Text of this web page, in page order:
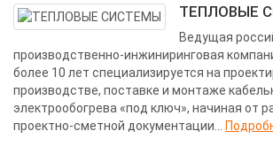
ТЕПЛОВЫЕ
Ведущая
производственно-инжиниринговая
более 10 лет специализируется на
производстве, поставке и монтаже
электрообогрева «под ключ», начиная от
проектно-сметной документации...